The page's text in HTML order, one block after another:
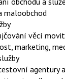
maloobchod
věcí
marketing,
agentury